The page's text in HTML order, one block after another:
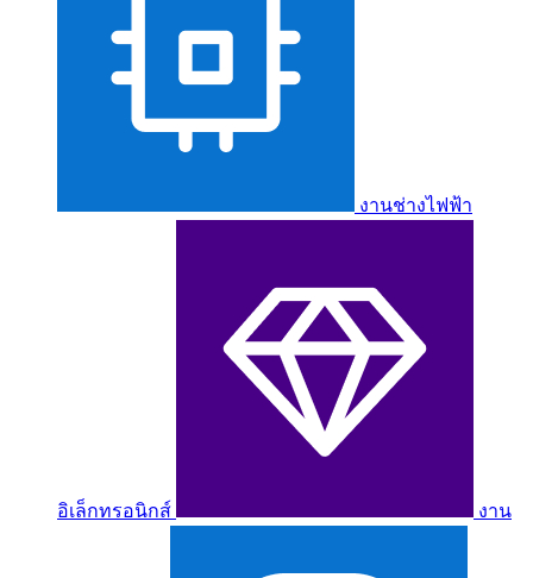
งานช่างไฟฟ้า
อิเล็กทรอนิกส์ งาน